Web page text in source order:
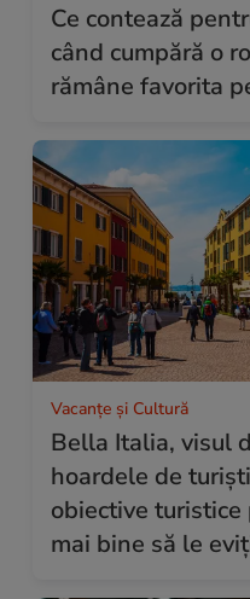
Ce contează
când cumpără o
rămâne favorita
Vacanțe și Cultură
Bella Italia, visul
hoardele de
obiective turistice
mai bine să le